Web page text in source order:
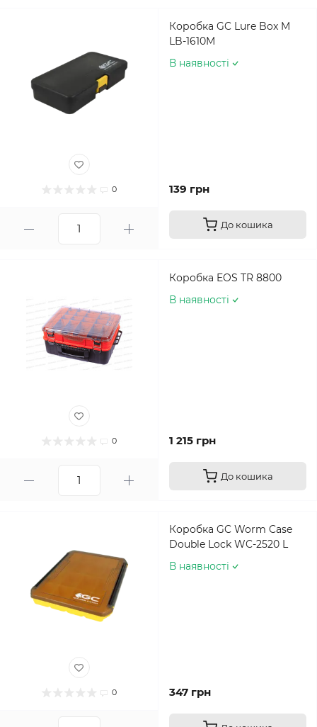
0
Коробка GC Lure Box M
LB-1610M
В наявності
139 грн
До кошика
0
Коробка EOS TR 8800
В наявності
1 215 грн
До кошика
0
Коробка GC Worm Case
Double Lock WC-2520 L
В наявності
347 грн